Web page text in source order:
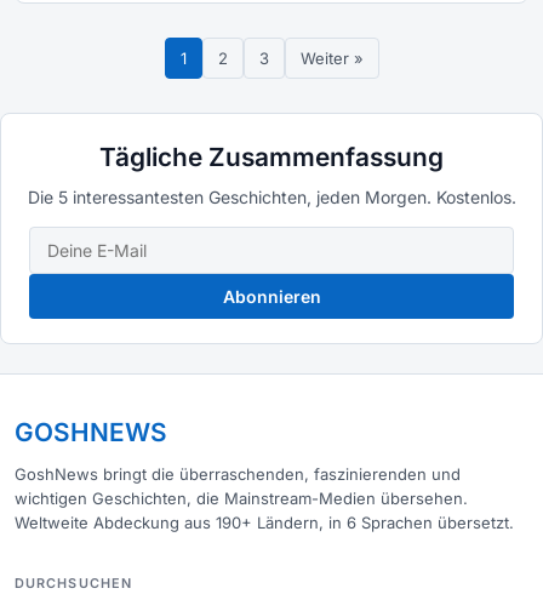
1 2 3 Weiter »
Tägliche Zusammenfassung
Die 5 interessantesten Geschichten, jeden Morgen. Kostenlos.
Abonnieren
GOSHNEWS
GoshNews bringt die überraschenden, faszinierenden und
wichtigen Geschichten, die Mainstream-Medien übersehen.
Weltweite Abdeckung aus 190+ Ländern, in 6 Sprachen übersetzt.
DURCHSUCHEN